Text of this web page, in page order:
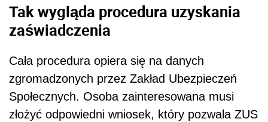
Tak wygląda procedura uzyskania
zaświadczenia
Cała procedura opiera się na danych
zgromadzonych przez Zakład Ubezpieczeń
Społecznych. Osoba zainteresowana musi
złożyć odpowiedni wniosek, który pozwala ZUS